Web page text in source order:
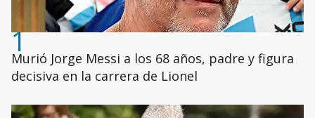
1
Murió Jorge Messi a los 68 años, padre y figura
decisiva en la carrera de Lionel